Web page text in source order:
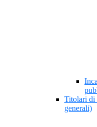
Titolari di
generali)